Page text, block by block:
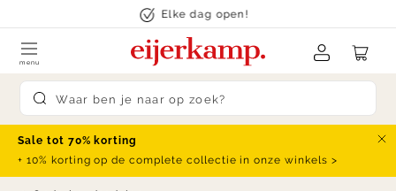
Elke dag open!
Submit search
menu
Sale tot 70% korting
+ 10% korting op de complete collectie in onze winkels >